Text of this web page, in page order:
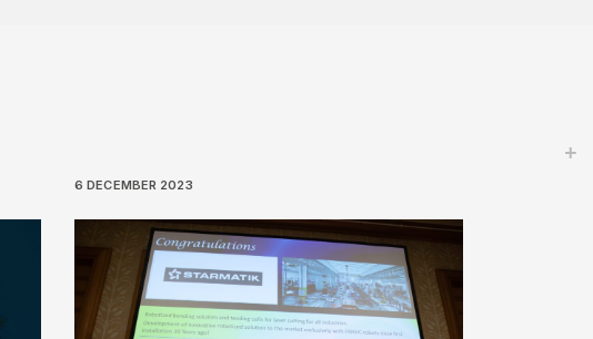
6 DECEMBER 2023